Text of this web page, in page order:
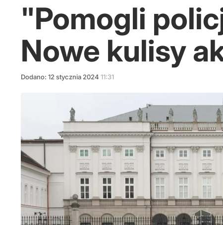
"Pomogli
Nowe kulisy
Dodano: 12 stycznia 2024 11:31